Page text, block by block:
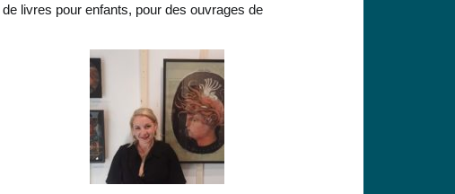
livres pour enfants, pour des ouvrages de